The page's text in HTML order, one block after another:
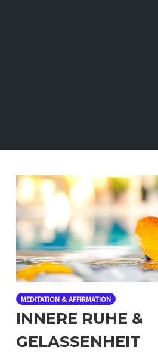
MEDITATION & AFFIRMATION
INNERE RUHE &
GELASSENHEIT